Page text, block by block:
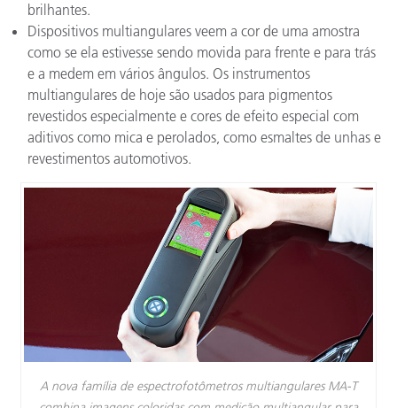
brilhantes.
Dispositivos multiangulares veem a cor de uma amostra
como se ela estivesse sendo movida para frente e para trás
e a medem em vários ângulos. Os instrumentos
multiangulares de hoje são usados para pigmentos
revestidos especialmente e cores de efeito especial com
aditivos como mica e perolados, como esmaltes de unhas e
revestimentos automotivos.
A nova família de espectrofotômetros multiangulares MA-T